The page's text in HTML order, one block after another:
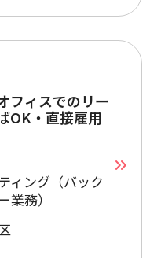
フィスでのリー
OK・直接雇用
ィング（バック
業務）